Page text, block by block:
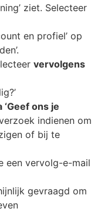
ziet. Selecteer
en profiel’ op
vervolgens
‘Geef ons je
indienen om
of bij te
een vervolg-e-mail
gevraagd om